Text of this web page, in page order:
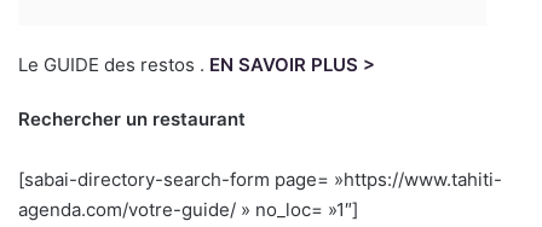
Le GUIDE des restos . EN SAVOIR PLUS >
Rechercher un restaurant
[sabai-directory-search-form page= »https://www.tahiti-
agenda.com/votre-guide/ » no_loc= »1″]